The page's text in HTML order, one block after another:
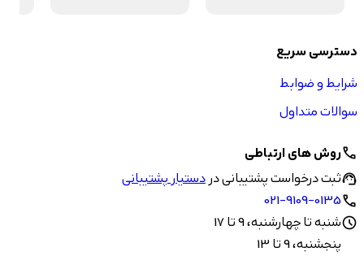
دسترسی سریع
شرایط و ضوابط
سوالات متداول
callروش های ارتباطی
support_agentثبت درخواست پشتیبانی دردستیار پشتیبانی
call
021-9109-0135
scheduleشنبه تا چهارشنبه، 9 تا 17
پنجشنبه، 9 تا 13